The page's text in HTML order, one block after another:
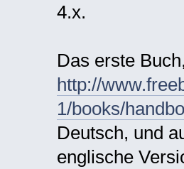
4.x.
Das erste
http://
1/books/
Deutsch, und
englische